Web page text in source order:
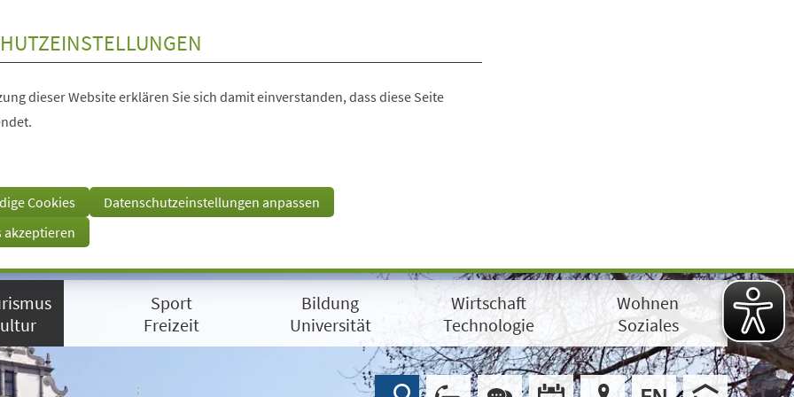
dieser Website erklären Sie sich damit einverstanden, dass diese Seite
Cookies
Datenschutzeinstellungen anpassen
akzeptieren
Sport
Freizeit
Bildung
Universität
Wirtschaft
Technologie
Wohnen
Soziales